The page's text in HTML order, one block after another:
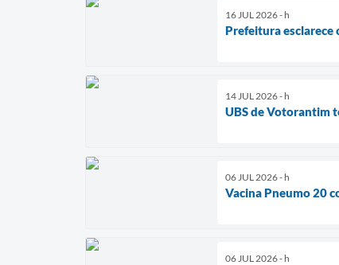
16 JUL 2026 - h
Prefeitura esclarece
14 JUL 2026 - h
UBS de Votorantim
06 JUL 2026 - h
Vacina Pneumo 20
06 JUL 2026 - h